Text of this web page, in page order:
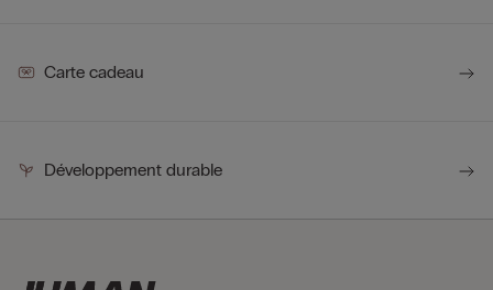
Carte cadeau
Développement durable